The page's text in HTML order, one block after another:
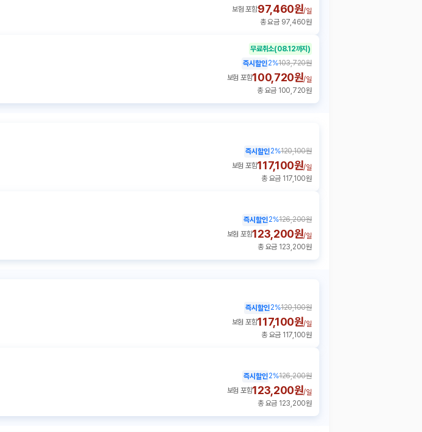
보험 포함97,460원/일
총 요금 97,460원
무료취소(08.12까지)
즉시할인2%103,720원
보험 포함100,720원/일
총 요금 100,720원
즉시할인2%120,100원
보험 포함117,100원/일
총 요금 117,100원
즉시할인2%126,200원
보험 포함123,200원/일
총 요금 123,200원
즉시할인2%120,100원
보험 포함117,100원/일
총 요금 117,100원
즉시할인2%126,200원
보험 포함123,200원/일
총 요금 123,200원